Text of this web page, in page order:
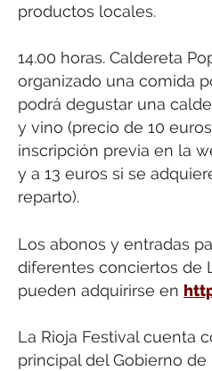
productos locales.
14.00 horas. Caldereta
organizado una comida
podrá degustar una
y vino (precio de 10
inscripción previa en la
y a 13 euros si se
reparto).
Los abonos y entradas
diferentes conciertos de
pueden adquirirse en
La Rioja Festival cuenta
principal del Gobierno de